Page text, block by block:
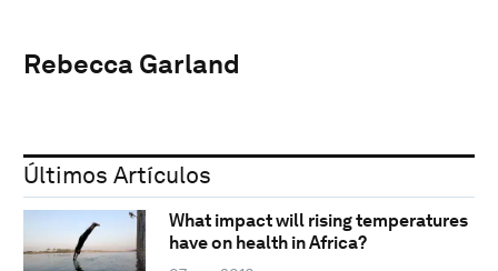
Rebecca Garland
Últimos Artículos
What impact will rising temperatures
have on health in Africa?